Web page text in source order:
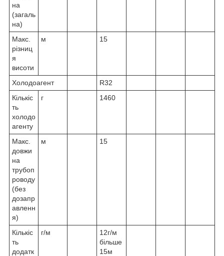
на
(загаль
на)
Макс.
різниц
я
висоти
м 15
Холодоагент
R32
Кількіс
ть
холодо
агенту
г 1460
Макс.
довжи
на
трубоп
роводу
(без
дозапр
авленн
я)
м 15
Кількіс
ть
додатк
г/м
12г/м
більше
15м